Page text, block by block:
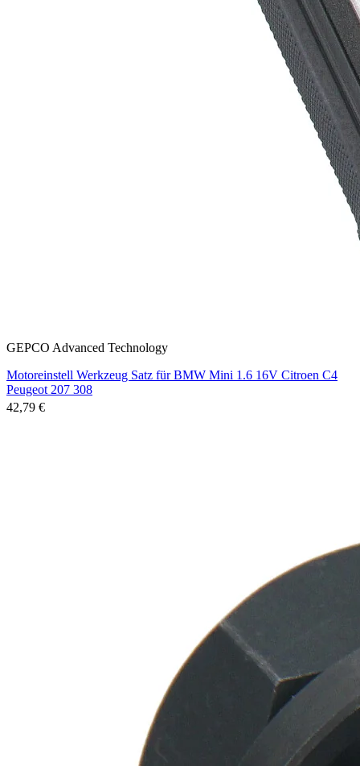
GEPCO Advanced Technology
Motoreinstell Werkzeug Satz für BMW Mini 1.6 16V Citroen C4
Peugeot 207 308
42,79 €